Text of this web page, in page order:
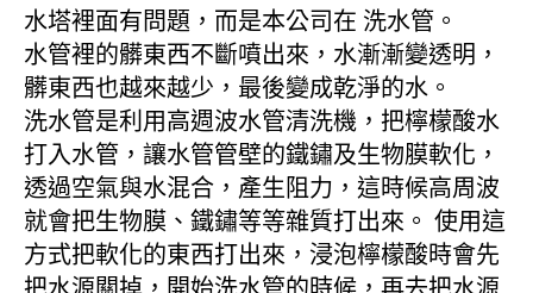
水塔裡面有問題，而是本公司在 洗水管。
水管裡的髒東西不斷噴出來，水漸漸變透明，
髒東西也越來越少，最後變成乾淨的水。
洗水管是利用高週波水管清洗機，把檸檬酸水
打入水管，讓水管管壁的鐵鏽及生物膜軟化，
透過空氣與水混合，產生阻力，這時候高周波
就會把生物膜、鐵鏽等等雜質打出來。 使用這
方式把軟化的東西打出來，浸泡檸檬酸時會先